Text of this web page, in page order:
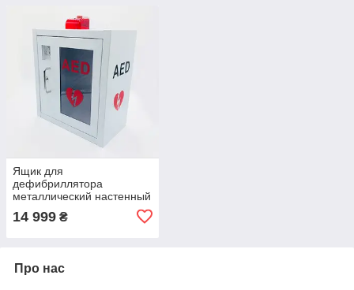
Ящик для
дефибриллятора
металлический настенный
14 999 ₴
Про нас